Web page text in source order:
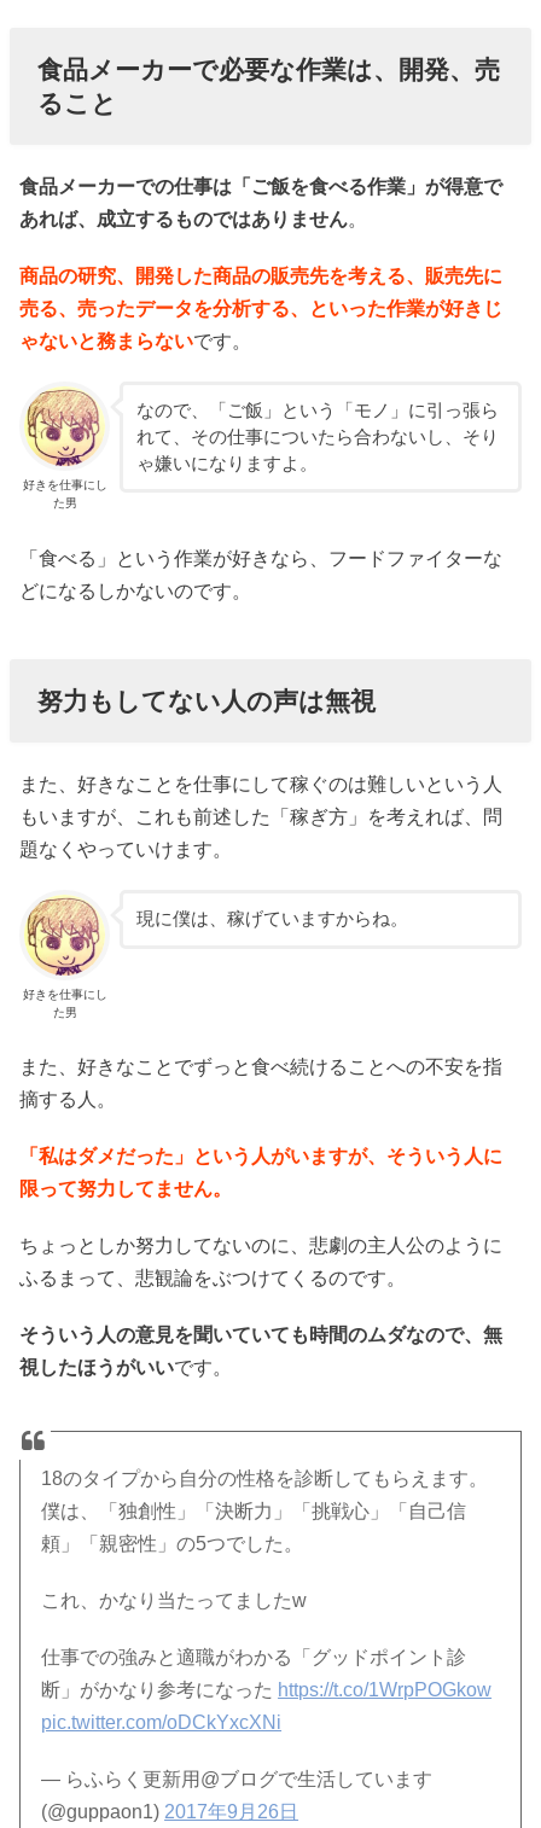
食品メーカーで必要な作業は、開発、売
ること
食品メーカーでの仕事は「ご飯を食べる作業」が得意で
あれば、成立するものではありません。
商品の研究、開発した商品の販売先を考える、販売先に
売る、売ったデータを分析する、といった作業が好きじ
ゃないと務まらないです。
好きを仕事にし
た男
なので、「ご飯」という「モノ」に引っ張ら
れて、その仕事についたら合わないし、そり
ゃ嫌いになりますよ。
「食べる」という作業が好きなら、フードファイターな
どになるしかないのです。
努力もしてない人の声は無視
また、好きなことを仕事にして稼ぐのは難しいという人
もいますが、これも前述した「稼ぎ方」を考えれば、問
題なくやっていけます。
好きを仕事にし
た男
現に僕は、稼げていますからね。
また、好きなことでずっと食べ続けることへの不安を指
摘する人。
「私はダメだった」という人がいますが、そういう人に
限って努力してません。
ちょっとしか努力してないのに、悲劇の主人公のように
ふるまって、悲観論をぶつけてくるのです。
そういう人の意見を聞いていても時間のムダなので、無
視したほうがいいです。
18のタイプから自分の性格を診断してもらえます。
僕は、「独創性」「決断力」「挑戦心」「自己信
頼」「親密性」の5つでした。
これ、かなり当たってましたw
仕事での強みと適職がわかる「グッドポイント診
断」がかなり参考になった https://t.co/1WrpPOGkow
pic.twitter.com/oDCkYxcXNi
— らふらく更新用@ブログで生活しています
(@guppaon1) 2017年9月26日